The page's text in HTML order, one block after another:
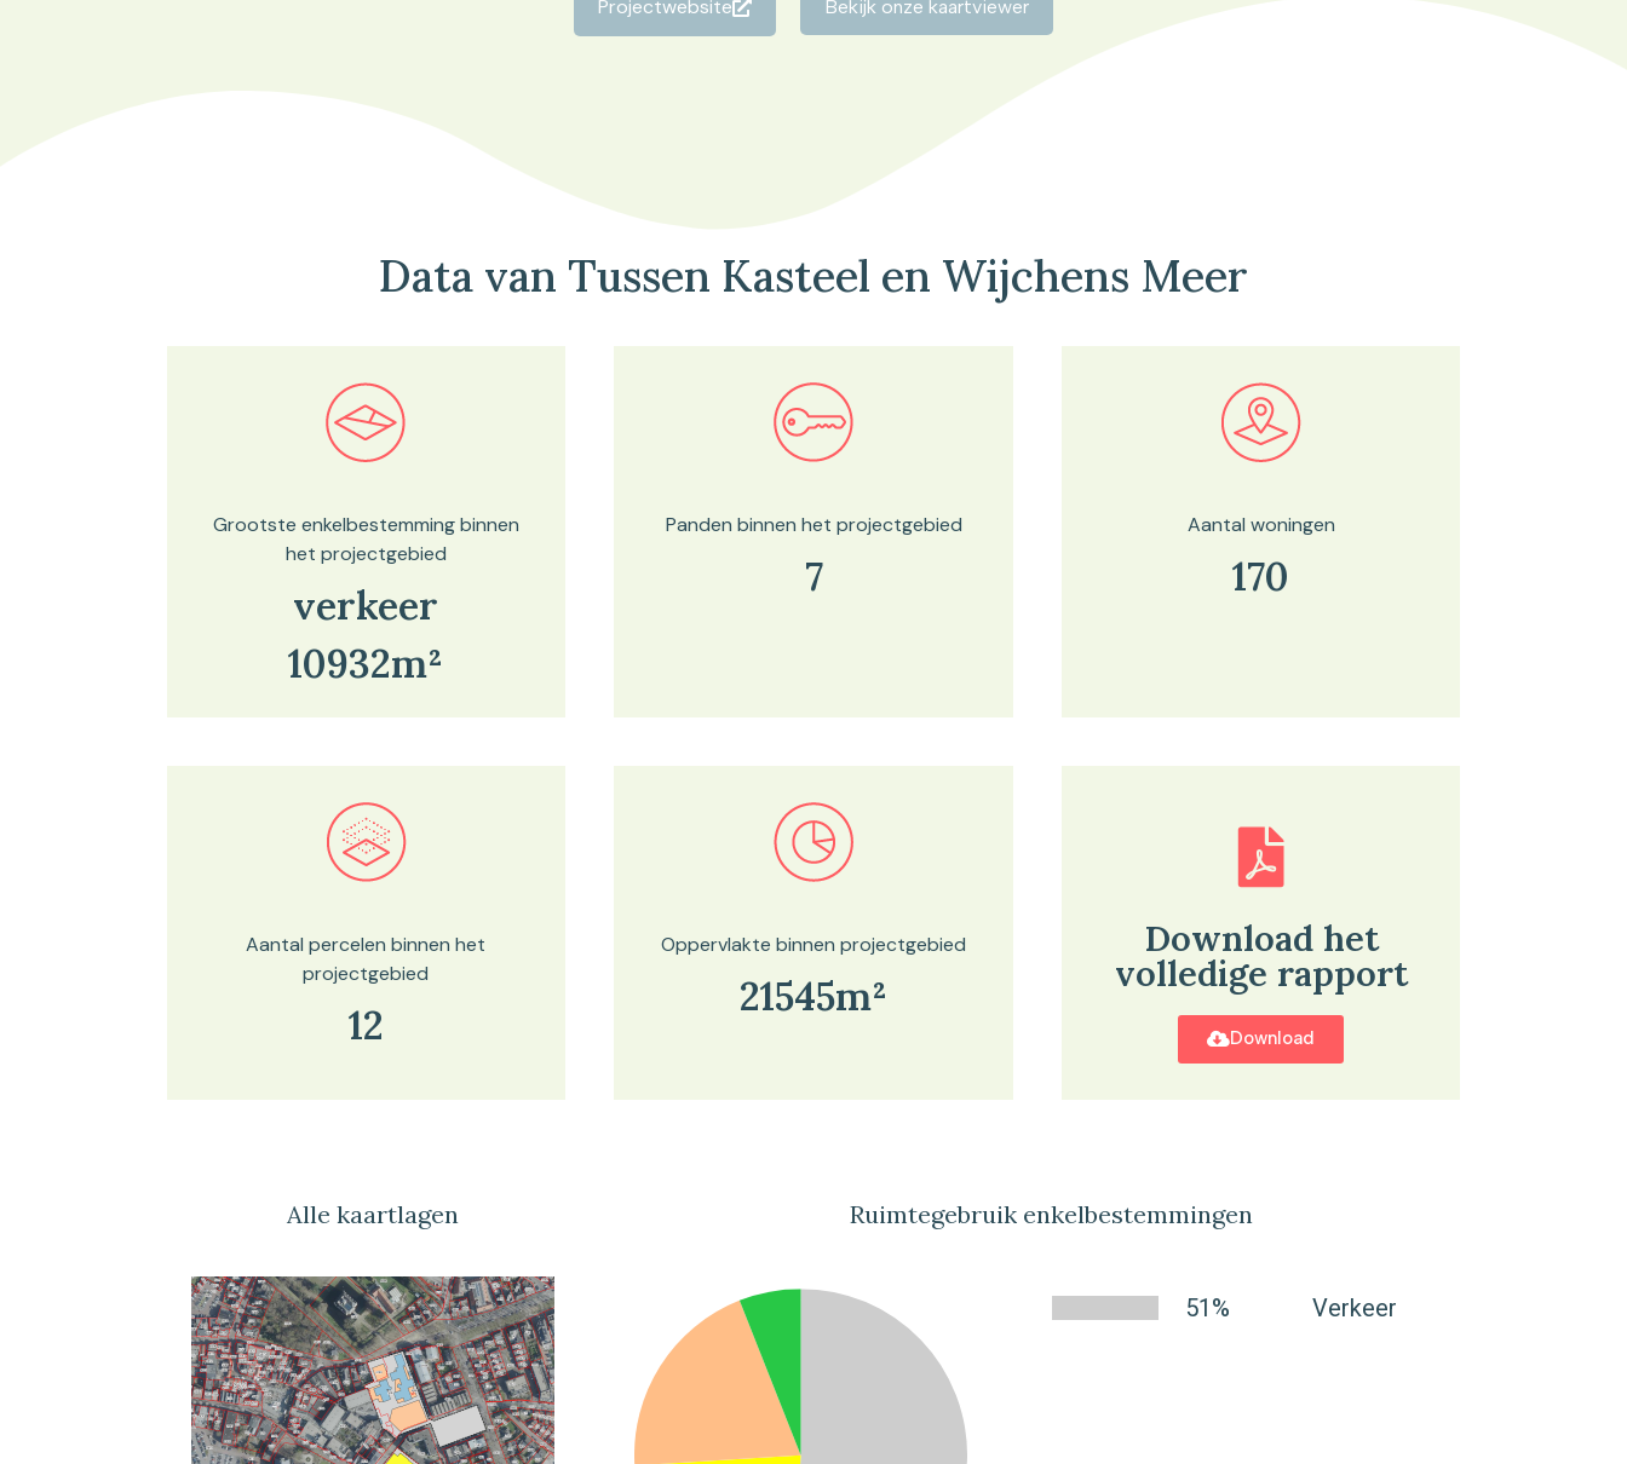
Projectwebsite Bekijk onze kaartviewer
Data van Tussen Kasteel en Wijchens Meer
Bekijk in onze kaartviewer
Grootste enkelbestemming binnen
het projectgebied
verkeer
10932m²
Bekijk in onze kaartviewer
Panden binnen het projectgebied
7
Bekijk in onze kaartviewer
Aantal woningen
170
Bekijk in onze kaartviewer
Aantal percelen binnen het
projectgebied
12
Bekijk in onze kaartviewer
Oppervlakte binnen projectgebied
21545m²
Download het
volledige rapport
Download
Alle kaartlagen Ruimtegebruik enkelbestemmingen
51% Verkeer